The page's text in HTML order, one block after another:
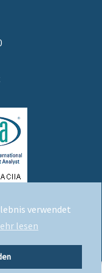
verwendet
lesen